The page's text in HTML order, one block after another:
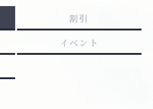
割引
イベント